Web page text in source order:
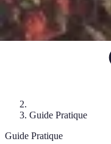
Guide Pratique
Guide Pratique